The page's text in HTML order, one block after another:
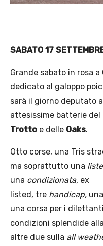
SABATO 17
Grande sabato in rosa
dedicato al galoppo
sarà il giorno deputato
attesissime batterie del
Trotto e delle Oaks.
Otto corse, una Tris
ma soprattutto una
una condizionata, ex
listed, tre handicap, una
una corsa per i
condizioni splendide
altre due sulla all